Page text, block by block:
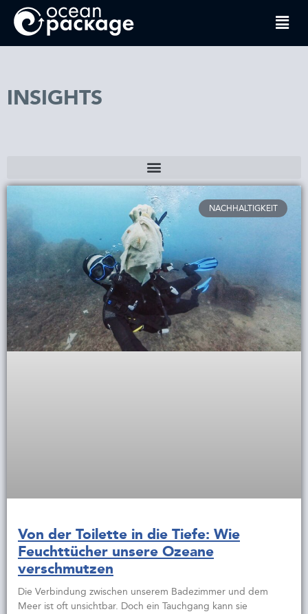
INSIGHTS
NACHHALTIGKEIT
Von der Toilette in die Tiefe: Wie
Feuchttücher unsere Ozeane
verschmutzen
Die Verbindung zwischen unserem Badezimmer und dem
Meer ist oft unsichtbar. Doch ein Tauchgang kann sie